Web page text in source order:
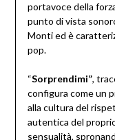
portavoce della
punto di vista
Monti ed è
pop.
“Sorprendimi”,
configura come un
alla cultura del
autentica del
sensualità,